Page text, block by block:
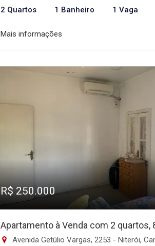
2 Quartos 1 Banheiro 1 Vaga
Mais informações
R$ 250.000
Apartamento à Venda com 2 quartos,
Avenida Getúlio Vargas, 2253 - Niterói,